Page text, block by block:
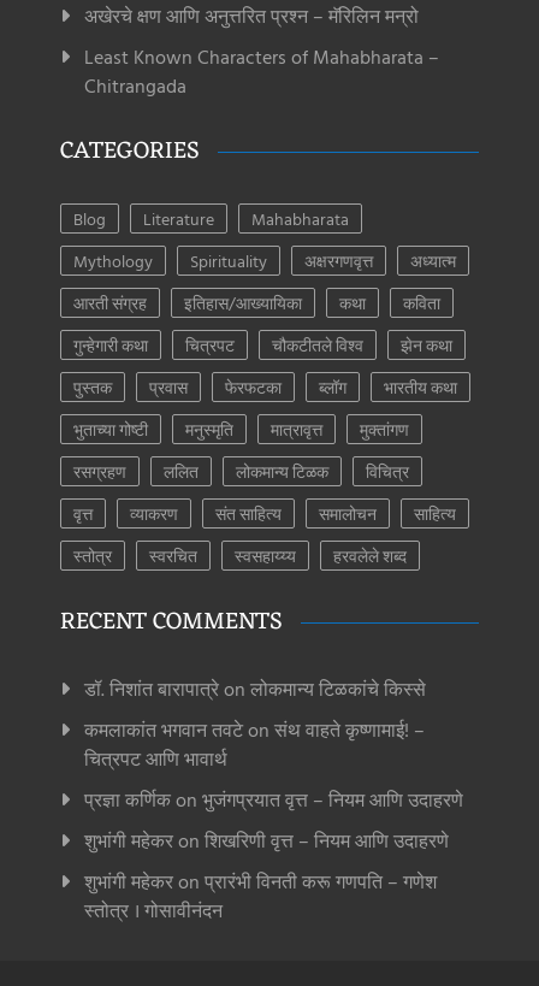
अखेरचे क्षण आणि अनुत्तरित प्रश्न – मॅरिलिन मन्रो
Least Known Characters of Mahabharata –
Chitrangada
CATEGORIES
Blog Literature
Mahabharata
Mythology
Spirituality अक्षरगणवृत्त
अध्यात्म
आरती संग्रह
इतिहास/आख्यायिका कथा
कविता
गुन्हेगारी कथा
चित्रपट चौकटीतले विश्व
झेन कथा
पुस्तक
प्रवास फेरफटका ब्लॉग
भारतीय कथा
भुताच्या गोष्टी
मनुस्मृति मात्रावृत्त
मुक्तांगण
रसग्रहण
ललित लोकमान्य टिळक
विचित्र
वृत्त
व्याकरण संत साहित्य समालोचन
साहित्य
स्तोत्र
स्वरचित स्वसहाय्य्य हरवलेले शब्द
RECENT COMMENTS
डॉ. निशांत बारापात्रेon लोकमान्य टिळकांचे किस्से
कमलाकांत भगवान तवटेon संथ वाहते कृष्णामाई! –
चित्रपट आणि भावार्थ
प्रज्ञा कर्णिकon भुजंगप्रयात वृत्त – नियम आणि उदाहरणे
शुभांगी महेकरon शिखरिणी वृत्त – नियम आणि उदाहरणे
शुभांगी महेकरon प्रारंभी विनती करू गणपति – गणेश
स्तोत्र । गोसावीनंदन